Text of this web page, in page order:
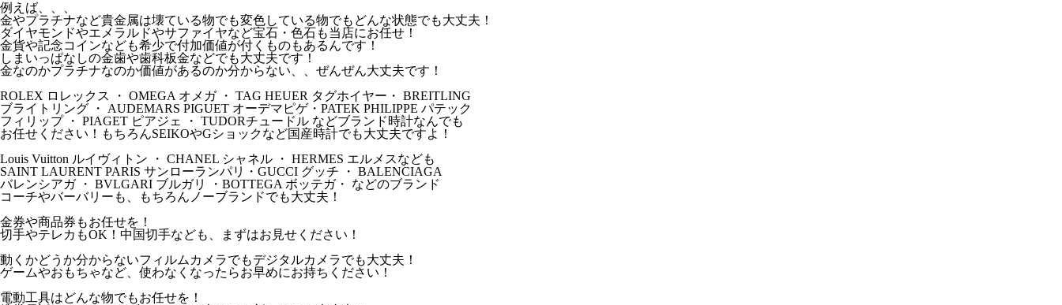
例えば、、、
金やプラチナなど貴金属は壊ている物でも変色している物でもどんな状態でも大丈夫！
ダイヤモンドやエメラルドやサファイヤなど宝石・色石も当店にお任せ！
金貨や記念コインなども希少で付加価値が付くものもあるんです！
しまいっぱなしの金歯や歯科板金などでも大丈夫です！
金なのかプラチナなのか価値があるのか分からない、、ぜんぜん大丈夫です！
ROLEX ロレックス ・ OMEGA オメガ ・ TAG HEUER タグホイヤー・ BREITLING
ブライトリング ・ AUDEMARS PIGUET オーデマピゲ・PATEK PHILIPPE パテック
フィリップ ・ PIAGET ピアジェ ・ TUDORチュードル などブランド時計なんでも
お任せください！もちろんSEIKOやGショックなど国産時計でも大丈夫ですよ！
Louis Vuitton ルイヴィトン ・ CHANEL シャネル ・ HERMES エルメスなども
SAINT LAURENT PARIS サンローランパリ・GUCCI グッチ ・ BALENCIAGA
バレンシアガ ・ BVLGARI ブルガリ ・BOTTEGA ボッテガ・ などのブランド
コーチやバーバリーも、もちろんノーブランドでも大丈夫！
金券や商品券もお任せを！
切手やテレカもOK！中国切手なども、まずはお見せください！
動くかどうか分からないフィルムカメラでもデジタルカメラでも大丈夫！
ゲームやおもちゃなど、使わなくなったらお早めにお持ちください！
電動工具はどんな物でもお任せを！